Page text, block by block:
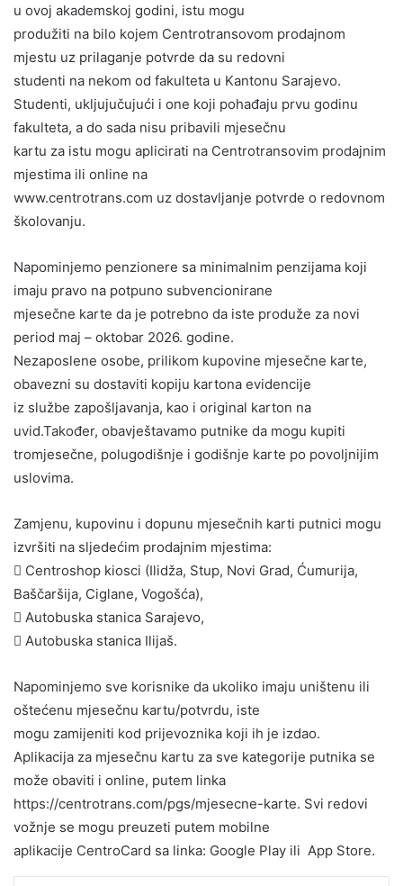
u ovoj akademskoj godini, istu mogu
produžiti na bilo kojem Centrotransovom prodajnom
mjestu uz prilaganje potvrde da su redovni
studenti na nekom od fakulteta u Kantonu Sarajevo.
Studenti, ukljujučujući i one koji pohađaju prvu godinu
fakulteta, a do sada nisu pribavili mjesečnu
kartu za istu mogu aplicirati na Centrotransovim prodajnim
mjestima ili online na
www.centrotrans.com uz dostavljanje potvrde o redovnom
školovanju.
Napominjemo penzionere sa minimalnim penzijama koji
imaju pravo na potpuno subvencionirane
mjesečne karte da je potrebno da iste produže za novi
period maj – oktobar 2026. godine.
Nezaposlene osobe, prilikom kupovine mjesečne karte,
obavezni su dostaviti kopiju kartona evidencije
iz službe zapošljavanja, kao i original karton na
uvid.Također, obavještavamo putnike da mogu kupiti
tromjesečne, polugodišnje i godišnje karte po povoljnijim
uslovima.
Zamjenu, kupovinu i dopunu mjesečnih karti putnici mogu
izvršiti na sljedećim prodajnim mjestima:
 Centroshop kiosci (Ilidža, Stup, Novi Grad, Ćumurija,
Baščaršija, Ciglane, Vogošća),
 Autobuska stanica Sarajevo,
 Autobuska stanica Ilijaš.
Napominjemo sve korisnike da ukoliko imaju uništenu ili
oštećenu mjesečnu kartu/potvrdu, iste
mogu zamijeniti kod prijevoznika koji ih je izdao.
Aplikacija za mjesečnu kartu za sve kategorije putnika se
može obaviti i online, putem linka
https://centrotrans.com/pgs/mjesecne-karte. Svi redovi
vožnje se mogu preuzeti putem mobilne
aplikacije CentroCard sa linka: Google Play ili App Store.